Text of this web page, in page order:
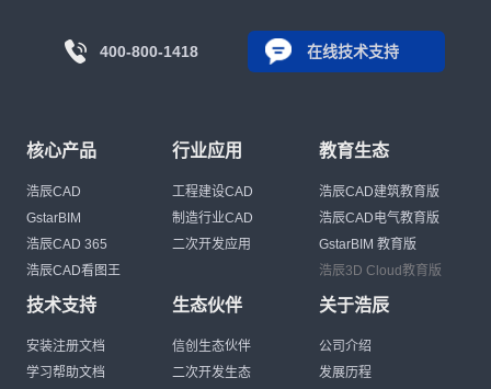
400-800-1418 在线技术支持
核心产品
浩辰CAD
GstarBIM
浩辰CAD 365
浩辰CAD看图王
行业应用
工程建设CAD
制造行业CAD
二次开发应用
教育生态
浩辰CAD建筑教育版
浩辰CAD电气教育版
GstarBIM 教育版
浩辰3D Cloud教育版
技术支持
安装注册文档
学习帮助文档
生态伙伴
信创生态伙伴
二次开发生态
关于浩辰
公司介绍
发展历程